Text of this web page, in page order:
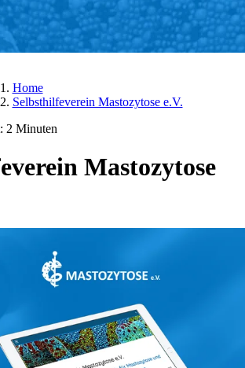
Home
Selbsthilfeverein Mastozytose e.V.
Mastozytose